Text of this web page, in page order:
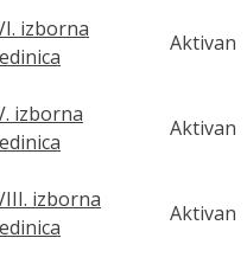
izborna
Aktivan
izborna
Aktivan
izborna
Aktivan